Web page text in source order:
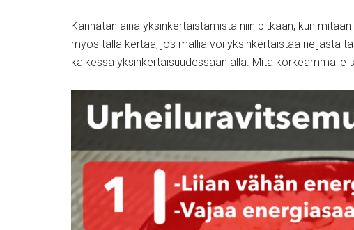
Kannatan aina yksinkertaistamista niin pitkään, kun
myös tällä kertaa; jos mallia voi yksinkertaistaa neljästä
kaikessa yksinkertaisuudessaan alla. Mitä korkeammalle